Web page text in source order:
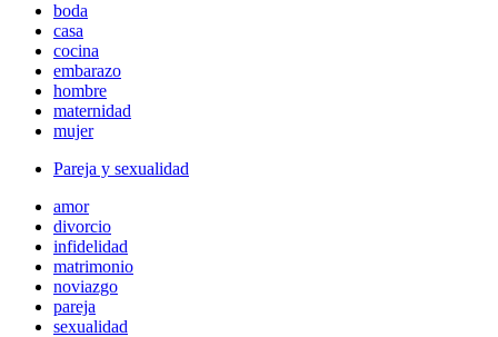
boda
casa
cocina
embarazo
hombre
maternidad
mujer
Pareja y sexualidad
amor
divorcio
infidelidad
matrimonio
noviazgo
pareja
sexualidad